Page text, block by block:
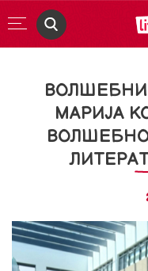
МАРИЈА